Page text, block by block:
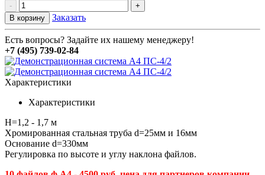
-
+
В корзину
Заказать
Есть вопросы? Задайте их нашему менеджеру!
+7 (495) 739-02-84
Характеристики
Характеристики
H=1,2 - 1,7 м
Хромированная стальная труба d=25мм и 16мм
Основание d=330мм
Регулировка по высоте и углу наклона файлов.